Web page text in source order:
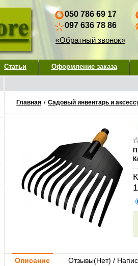
050 786 69 17
097 636 78 86
«Обратный звонок»
Статьи Оформление заказа
Главная / Садовый инвентарь и
Описание Отзывы(Нет) /